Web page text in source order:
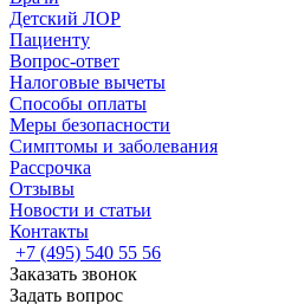
Детский ЛОР
Пациенту
Вопрос-ответ
Налоговые вычеты
Способы оплаты
Меры безопасности
Симптомы и заболевания
Рассрочка
Отзывы
Новости и статьи
Контакты
+7 (495) 540 55 56
Заказать звонок
Задать вопрос